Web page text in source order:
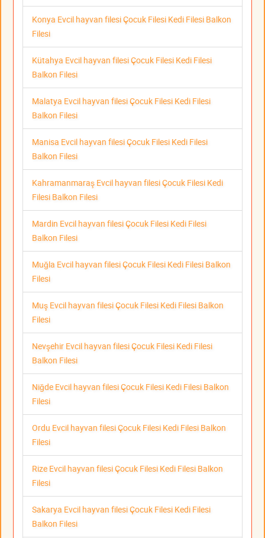
Konya Evcil hayvan filesi Çocuk Filesi Kedi Filesi Balkon
Filesi
Kütahya Evcil hayvan filesi Çocuk Filesi Kedi Filesi
Balkon Filesi
Malatya Evcil hayvan filesi Çocuk Filesi Kedi Filesi
Balkon Filesi
Manisa Evcil hayvan filesi Çocuk Filesi Kedi Filesi
Balkon Filesi
Kahramanmaraş Evcil hayvan filesi Çocuk Filesi Kedi
Filesi Balkon Filesi
Mardin Evcil hayvan filesi Çocuk Filesi Kedi Filesi
Balkon Filesi
Muğla Evcil hayvan filesi Çocuk Filesi Kedi Filesi Balkon
Filesi
Muş Evcil hayvan filesi Çocuk Filesi Kedi Filesi Balkon
Filesi
Nevşehir Evcil hayvan filesi Çocuk Filesi Kedi Filesi
Balkon Filesi
Niğde Evcil hayvan filesi Çocuk Filesi Kedi Filesi Balkon
Filesi
Ordu Evcil hayvan filesi Çocuk Filesi Kedi Filesi Balkon
Filesi
Rize Evcil hayvan filesi Çocuk Filesi Kedi Filesi Balkon
Filesi
Sakarya Evcil hayvan filesi Çocuk Filesi Kedi Filesi
Balkon Filesi